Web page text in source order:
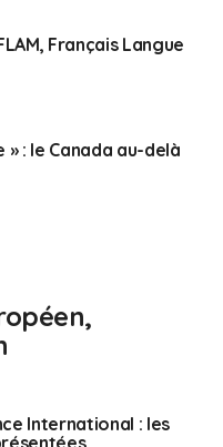
Français Langue
: le Canada au-delà
International : les